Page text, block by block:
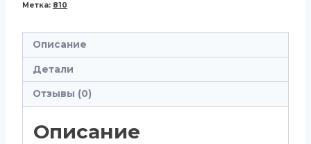
Метка: 810
Описание
Детали
Отзывы (0)
Описание